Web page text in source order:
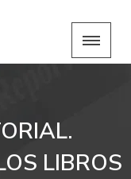
LIBROS